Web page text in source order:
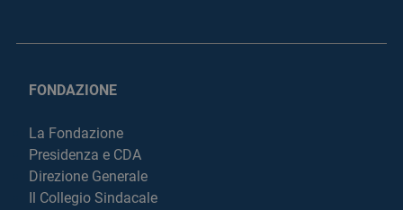
FONDAZIONE
La Fondazione
Presidenza e CDA
Direzione Generale
Il Collegio Sindacale